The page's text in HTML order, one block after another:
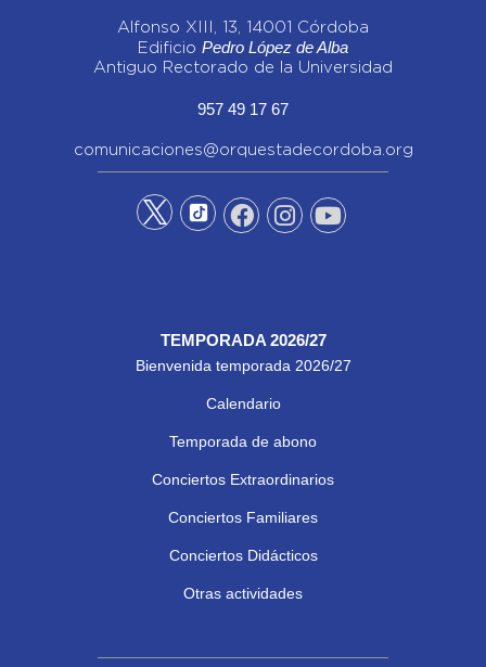
Alfonso XIII, 13, 14001 Córdoba
Edificio Pedro López de Alba
Antiguo Rectorado de la Universidad
957 49 17 67
comunicaciones@orquestadecordoba.org
TEMPORADA 2026/27
Bienvenida temporada 2026/27
Calendario
Temporada de abono
Conciertos Extraordinarios
Conciertos Familiares
Conciertos Didácticos
Otras actividades